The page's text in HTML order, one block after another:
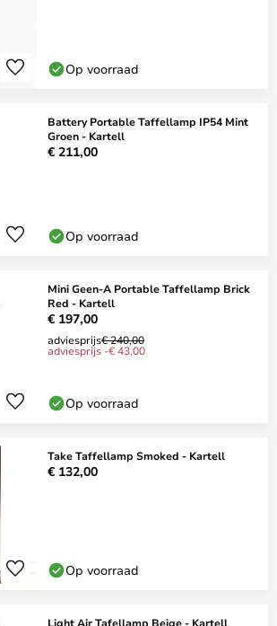
Op voorraad
Battery Portable Taffellamp IP54 Mint
Groen - Kartell
€ 211,00
Op voorraad
Mini Geen-A Portable Taffellamp Brick
Red - Kartell
€ 197,00
adviesprijs€ 240,00
adviesprijs -€ 43,00
Op voorraad
Take Taffellamp Smoked - Kartell
€ 132,00
Op voorraad
Light Air Tafellamp Beige - Kartell